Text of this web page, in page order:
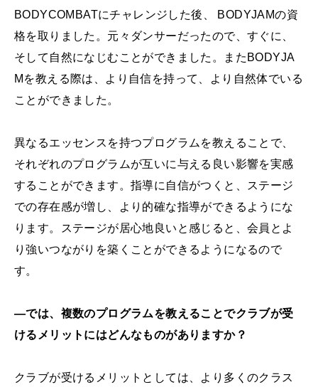
BODYCOMBATにチャレンジした後、 BODYJAMの資
格を取りました。元々ダンサーだったので、すぐに、
そして自然になじむことができました。またBODYJA
Mを教える際は、より自信を持って、より自然体でいる
ことができました。
異なるエッセンスを持つプログラムを教えることで、
それぞれのプログラムが互いに与える良い影響を実感
することができます。指導に自信がつくと、ステージ
での存在感が増し、より的確な指導ができるようにな
ります。ステージが居心地良いと感じると、会員とよ
り強いつながりを築くことができるようになるので
す。
―では、複数のプログラムを教えることでクラブが受
けるメリットにはどんなものがありますか？
クラブが受けるメリットとしては、より多くのクラス